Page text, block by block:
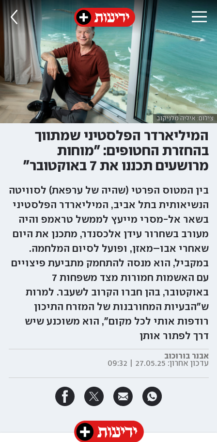
צילום: איליה מלניקוב
המיליארדר הפלסטיני שמתווך
בהחזרת החטופים: "מוחות
מרושעים תכננו את 7 באוקטובר"
בין המטוס הפרטי (שהיה של ערפאת) לסוויטה
הנשיאותית בתל אביב, המיליארדר הפלסטיני
בשאר אל-מסרי מייעץ לממשל טראמפ והיה
מעורב בשחרור עידן אלכסנדר, מתכנן את היום
שאחרי אבו–מאזן, ופועל לסיום המלחמה.
במקביל, הוא מנסה להתחמק מתביעת פיצויים
עם האשמות חמורות מצד משפחות 7
באוקטובר, בהן חברו הקרוב לשעבר. למרות
ש"הבעיות המחורבנות של המזרח התיכון
רודפות אותי לכל מקום", הוא משוכנע שיש
דרך לפתור אותן
אבנר בורוכוב
עדכון אחרון: 27.05.25 | 09:32